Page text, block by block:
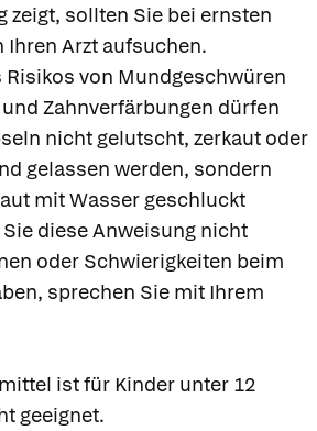
zeigt, sollten Sie bei ernsten
Ihren Arzt aufsuchen.
von Mundgeschwüren
Zahnverfärbungen dürfen
nicht gelutscht, zerkaut oder
gelassen werden, sondern
mit Wasser geschluckt
diese Anweisung nicht
oder Schwierigkeiten beim
sprechen Sie mit Ihrem
ist für Kinder unter 12
geeignet.